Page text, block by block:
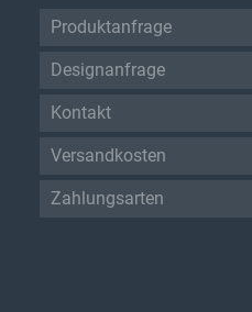
Produktanfrage
Designanfrage
Kontakt
Versandkosten
Zahlungsarten